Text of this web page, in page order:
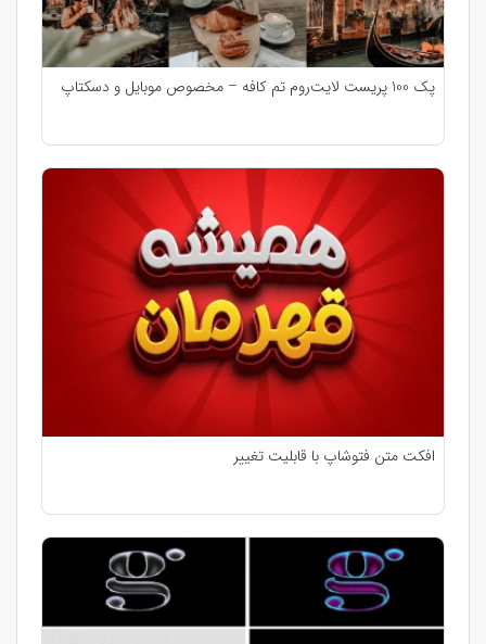
پک 100 پریست لایت‌روم تم کافه – مخصوص موبایل و دسکتاپ
افکت متن فتوشاپ با قابلیت تغییر